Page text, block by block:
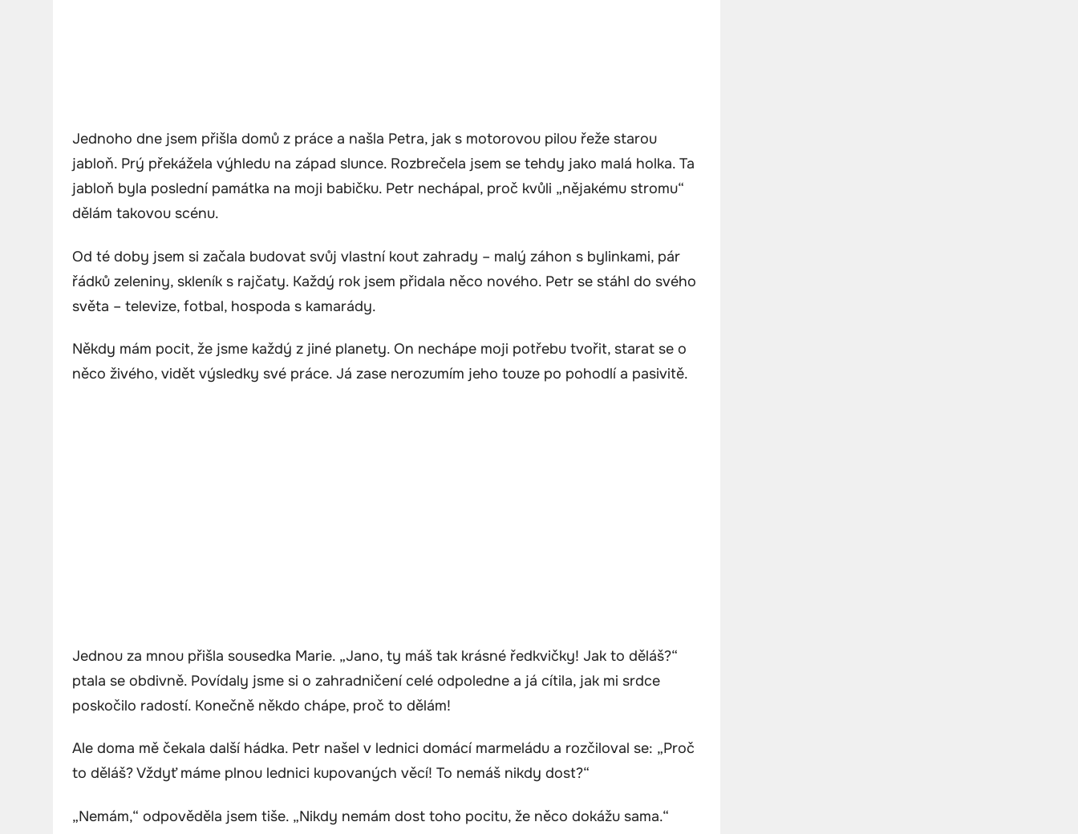
Jednoho dne jsem přišla domů z práce a našla Petra, jak s motorovou pilou řeže starou
jabloň. Prý překážela výhledu na západ slunce. Rozbrečela jsem se tehdy jako malá holka. Ta
jabloň byla poslední památka na moji babičku. Petr nechápal, proč kvůli „nějakému stromu“
dělám takovou scénu.
Od té doby jsem si začala budovat svůj vlastní kout zahrady – malý záhon s bylinkami, pár
řádků zeleniny, skleník s rajčaty. Každý rok jsem přidala něco nového. Petr se stáhl do svého
světa – televize, fotbal, hospoda s kamarády.
Někdy mám pocit, že jsme každý z jiné planety. On nechápe moji potřebu tvořit, starat se o
něco živého, vidět výsledky své práce. Já zase nerozumím jeho touze po pohodlí a pasivitě.
Jednou za mnou přišla sousedka Marie. „Jano, ty máš tak krásné ředkvičky! Jak to děláš?“
ptala se obdivně. Povídaly jsme si o zahradničení celé odpoledne a já cítila, jak mi srdce
poskočilo radostí. Konečně někdo chápe, proč to dělám!
Ale doma mě čekala další hádka. Petr našel v lednici domácí marmeládu a rozčiloval se: „Proč
to děláš? Vždyť máme plnou lednici kupovaných věcí! To nemáš nikdy dost?“
„Nemám,“ odpověděla jsem tiše. „Nikdy nemám dost toho pocitu, že něco dokážu sama.“